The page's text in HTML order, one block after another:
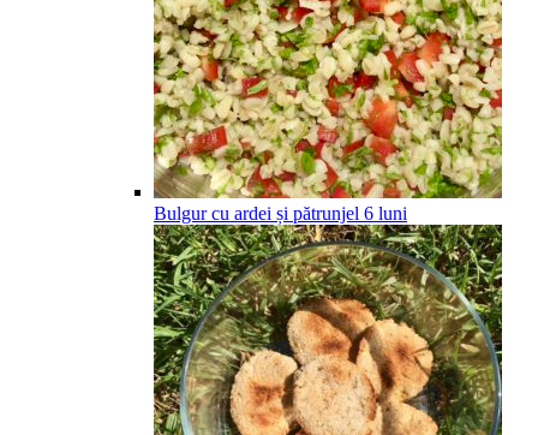
Bulgur cu ardei și pătrunjel 6 luni